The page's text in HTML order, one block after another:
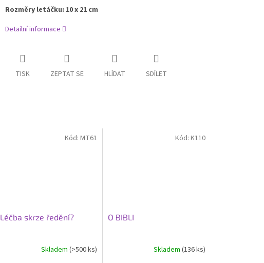
Rozměry letáčku: 10 x 21 cm
Detailní informace
TISK ZEPTAT SE HLÍDAT SDÍLET
Léčba skrze ředění?
Skladem(>500 ks)
Kód:MT61
O BIBLI
Skladem (136 ks)
Kód: K110